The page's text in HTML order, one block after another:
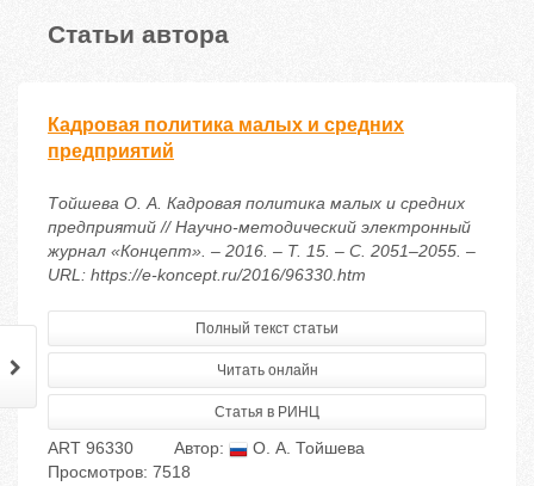
Статьи автора
Кадровая политика малых и средних
предприятий
Тойшева О. А. Кадровая политика малых и средних
предприятий // Научно-методический электронный
журнал «Концепт». – 2016. – Т. 15. – С. 2051–2055. –
URL: https://e-koncept.ru/2016/96330.htm
Полный текст статьи
Читать онлайн
Статья в РИНЦ
ART 96330 Автор:
О. А. Тойшева
Просмотров: 7518